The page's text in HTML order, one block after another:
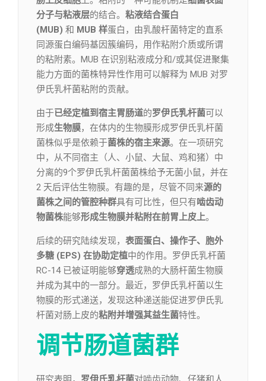
分子与粘液层的结合。 粘液结合蛋白
(MUB) 和 MUB 样蛋白，由乳酸杆菌特定的直系
同源蛋白编码基因簇编码，用作粘附介质或所谓
的粘附素。MUB 在识别粘液成分和/或其促进聚集
能力方面的菌株特异性作用可以解释为 MUB 对罗
伊氏乳杆菌粘附的贡献。
由于已经定植到宿主胃肠道的罗伊氏乳杆菌可以
形成生物膜，在体内的生物膜形成罗伊氏乳杆菌
菌株似乎是依赖于菌株的宿主来源。在一项研究
中，从不同宿主（人、小鼠、大鼠、鸡和猪）中
分离的9个罗伊氏乳杆菌菌株给予无菌小鼠，并在
2 天后评估生物膜。有趣的是，尽管不同来源的
菌株之间的管腔种群具有可比性，但只有啮齿动
物菌株能够形成生物膜并粘附在前胃上皮上。
后续的研究陆续发现， 表面蛋白、操作子、胞外
多糖 (EPS) 在协助定植中的作用。罗伊氏乳杆菌
RC-14 已被证明能够穿透成熟的大肠杆菌生物膜
并成为其中的一部分。最近，罗伊氏乳杆菌以生
物膜的形式递送，发现这种递送能促进罗伊氏乳
杆菌对肠上皮的粘附并增强其益生菌特性。
调节肠道菌群